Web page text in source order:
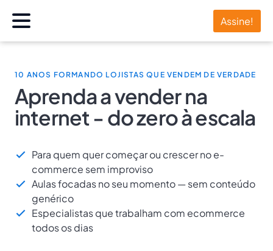
Assine!
10 ANOS FORMANDO LOJISTAS QUE VENDEM DE VERDADE
Aprenda a vender na
internet - do zero à escala
Para quem quer começar ou crescer no e-
commerce sem improviso
Aulas focadas no seu momento — sem conteúdo
genérico
Especialistas que trabalham com ecommerce
todos os dias